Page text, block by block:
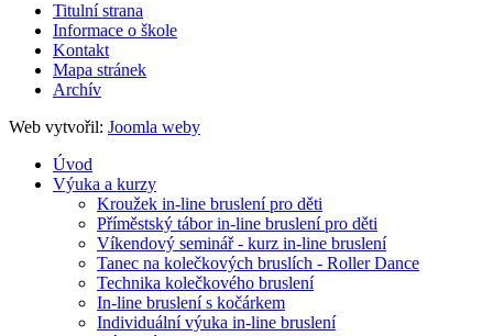
Titulní strana
Informace o škole
Kontakt
Mapa stránek
Archív
Web vytvořil: Joomla weby
Úvod
Výuka a kurzy
Kroužek in-line bruslení pro děti
Příměstský tábor in-line bruslení pro děti
Víkendový seminář - kurz in-line bruslení
Tanec na kolečkových bruslích - Roller Dance
Technika kolečkového bruslení
In-line bruslení s kočárkem
Individuální výuka in-line bruslení